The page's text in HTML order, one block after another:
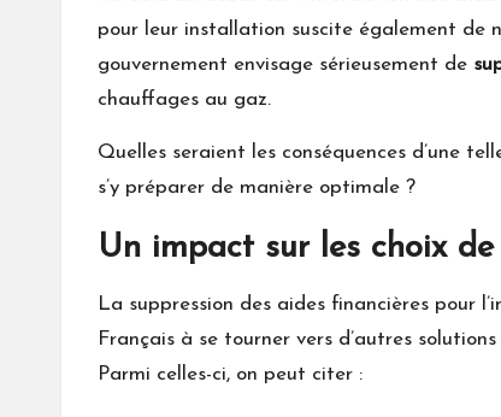
pour leur installation suscite également de
gouvernement envisage sérieusement de
chauffages au gaz.
Quelles seraient les conséquences d’une
s’y préparer de manière optimale ?
Un impact sur les choix
La suppression des aides financières pour
Français à se tourner vers d’autres
Parmi celles-ci, on peut citer :